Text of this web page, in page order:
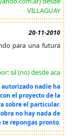
VILLAGUAY
20-11-2010
para una futura
sil (no) desde aca
autorizado nadie ha
el proyecto de la
sobre el particular.
no hay nada de
te repongas pronto.